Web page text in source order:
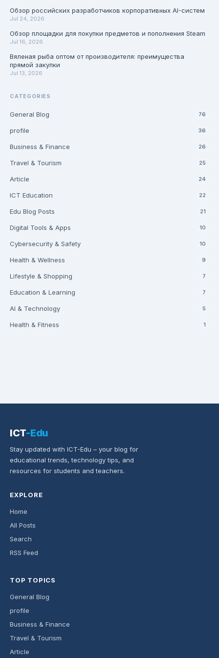
Обзор российских разработчиков корпоративных AI-систем
Jul 24, 2026
Обзор площадки для покупки предметов и пополнения Steam
Jul 16, 2026
Вяленая рыба оптом от производителя: преимущества
прямой закупки
Jul 13, 2026
CATEGORIES
General Blog 76
profile 36
Business & Finance 26
Travel & Tourism 25
Article 24
ICT Education 22
Edu Blog Posts 21
Digital Tools & Apps 10
Cybersecurity & Safety 10
Health & Wellness 9
Lifestyle & Shopping 7
Education & Learning 7
AI & Technology 5
Health & Fitness 1
ICT-Edu
Stay updated with ICT-Edu – your blog for
educational trends, technology tips, and
resources for students and teachers.
EXPLORE
Home
All Posts
Search
RSS Feed
TOP TOPICS
General Blog
profile
Business & Finance
Travel & Tourism
Article